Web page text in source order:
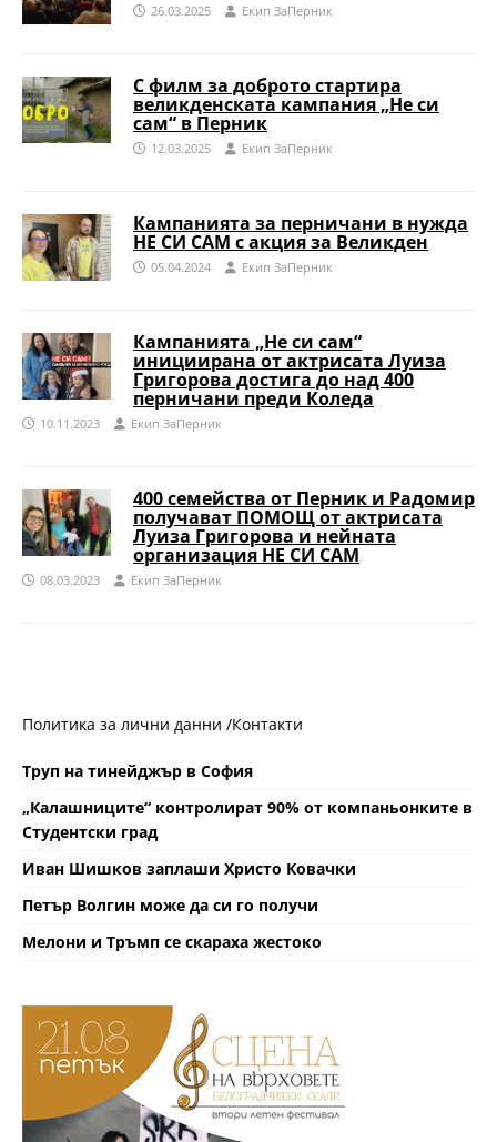
26.03.2025 Eкип ЗаПерник
С филм за доброто стартира
великденската кампания „Не си
сам“ в Перник
12.03.2025 Eкип ЗаПерник
Кампанията за перничани в нужда
НЕ СИ САМ с акция за Великден
05.04.2024 Eкип ЗаПерник
Кампанията „Не си сам“
инициирана от актрисата Луиза
Григорова достига до над 400
перничани преди Коледа
10.11.2023 Eкип ЗаПерник
400 семейства от Перник и Радомир
получават ПОМОЩ от актрисата
Луиза Григорова и нейната
организация НЕ СИ САМ
08.03.2023 Eкип ЗаПерник
Политика за лични данни /Контакти
Труп на тинейджър в София
„Калашниците“ контролират 90% от компаньонките в
Студентски град
Иван Шишков заплаши Христо Ковачки
Петър Волгин може да си го получи
Мелони и Тръмп се скараха жестоко